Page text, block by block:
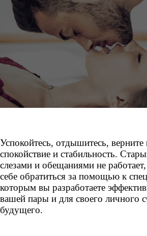
Успокойтесь, отдышитесь, верните
спокойствие и стабильность.
слезами и обещаниями не
себе обратиться за помощью к
которым вы разработаете
вашей пары и для своего личного
будущего.